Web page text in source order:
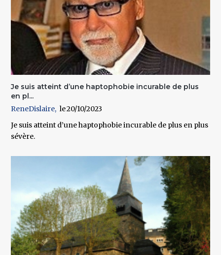
Je suis atteint d’une haptophobie incurable de plus
en pl...
ReneDislaire
20/10/2023
Je suis atteint d’une haptophobie incurable de plus en plus
sévère.